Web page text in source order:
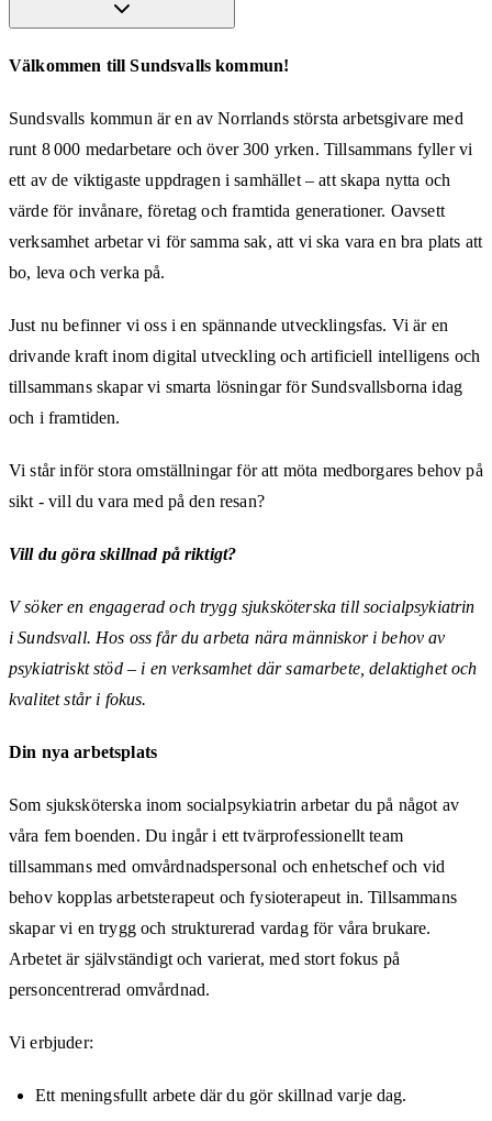
Välkommen till Sundsvalls kommun!
Sundsvalls kommun är en av Norrlands största arbetsgivare med
runt 8 000 medarbetare och över 300 yrken. Tillsammans fyller vi
ett av de viktigaste uppdragen i samhället – att skapa nytta och
värde för invånare, företag och framtida generationer. Oavsett
verksamhet arbetar vi för samma sak, att vi ska vara en bra plats att
bo, leva och verka på.
Just nu befinner vi oss i en spännande utvecklingsfas. Vi är en
drivande kraft inom digital utveckling och artificiell intelligens och
tillsammans skapar vi smarta lösningar för Sundsvallsborna idag
och i framtiden.
Vi står inför stora omställningar för att möta medborgares behov på
sikt - vill du vara med på den resan?
Vill du göra skillnad på riktigt?
V söker en engagerad och trygg sjuksköterska till socialpsykiatrin
i Sundsvall. Hos oss får du arbeta nära människor i behov av
psykiatriskt stöd – i en verksamhet där samarbete, delaktighet och
kvalitet står i fokus.
Din nya arbetsplats
Som sjuksköterska inom socialpsykiatrin arbetar du på något av
våra fem boenden. Du ingår i ett tvärprofessionellt team
tillsammans med omvårdnadspersonal och enhetschef och vid
behov kopplas arbetsterapeut och fysioterapeut in. Tillsammans
skapar vi en trygg och strukturerad vardag för våra brukare.
Arbetet är självständigt och varierat, med stort fokus på
personcentrerad omvårdnad.
Vi erbjuder:
Ett meningsfullt arbete där du gör skillnad varje dag.